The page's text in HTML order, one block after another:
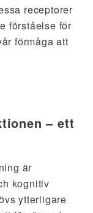
receptorer
förståelse för
förmåga att
– ett
är
kognitiv
ytterligare